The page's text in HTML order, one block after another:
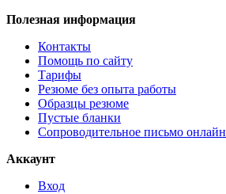
Полезная информация
Контакты
Помощь по сайту
Тарифы
Резюме без опыта работы
Образцы резюме
Пустые бланки
Сопроводительное письмо онлайн
Аккаунт
Вход